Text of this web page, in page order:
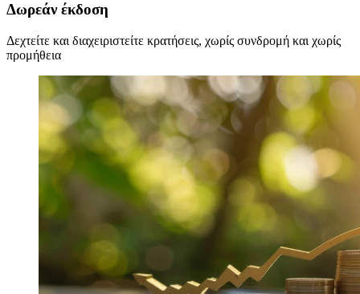
Δωρεάν έκδοση
Δεχτείτε και διαχειριστείτε κρατήσεις, χωρίς συνδρομή και χωρίς
προμήθεια